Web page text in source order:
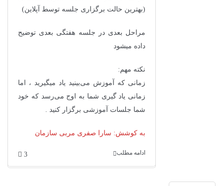
(بهترین حالت برگزاری جلسه توسط آپلاین)
مراحل بعدی در جلسه هفتگی بعدی توضیح
داده میشود
نکته مهم:
زمانی که آموزش می‌بینید یاد میگیرید ، اما
زمانی یاد گیری شما به اوج می‌رسد که خود
شما جلسات آموزشی برگزار کنید .
به کوشش: سارا صفری مربی سازمان
3 ادامه مطلب